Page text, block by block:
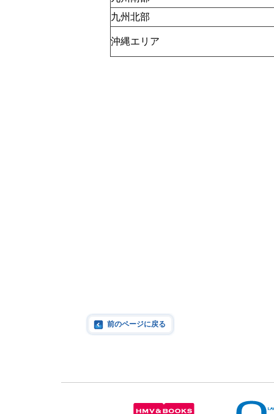
九州北部
沖縄エリア
前のページに戻る